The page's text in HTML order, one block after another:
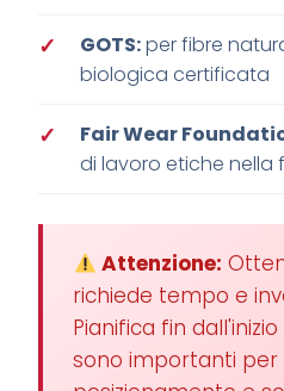
GOTS:per fibre
biologica certificata
Fair Wear
di lavoro etiche nella
Attenzione:
richiede tempo e
Pianifica fin
sono importanti per